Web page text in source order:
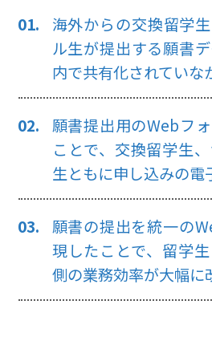
海外からの交換留学
ル生が提出する願書デ
内で共有化されていな
願書提出用のWebフ
ことで、 交換留学生
生ともに申し込みの電
願書の提出を統一の
現したことで、 留学
側の業務効率が大幅に